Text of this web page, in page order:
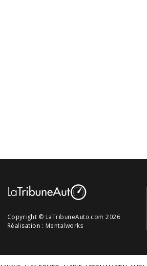
Copyright © LaTribuneAuto.com 2026
Réalisation : Mentalworks